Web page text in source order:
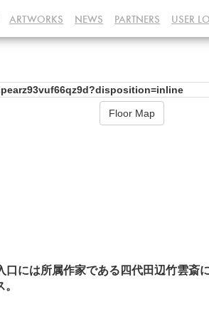
ARTWORKS NEWS PARTNERS USER
Floor Map
には所属作家である四代田辺竹雲斎